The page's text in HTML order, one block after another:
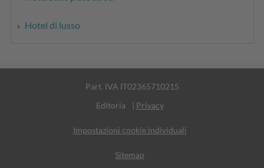
Hotel di lusso
Part. IVA IT02365710215
Editoria
| Privacy
Impostazioni cookie individuali
Sitemap